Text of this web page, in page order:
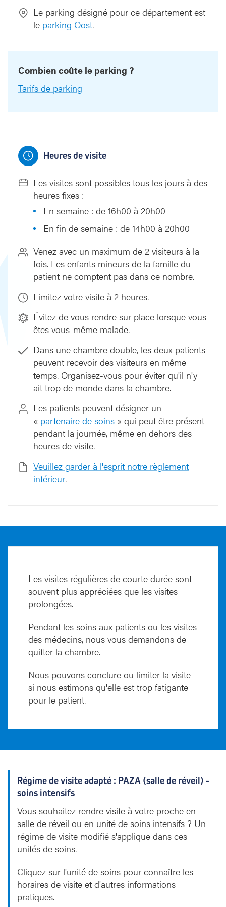
Le parking désigné pour ce département est
le parking Oost.
Combien coûte le parking ?
Tarifs de parking
Heures de visite
Les visites sont possibles tous les jours à des
heures fixes :
En semaine : de 16h00 à 20h00
En fin de semaine : de 14h00 à 20h00
Venez avec un maximum de 2 visiteurs à la
fois. Les enfants mineurs de la famille du
patient ne comptent pas dans ce nombre.
Limitez votre visite à 2 heures.
Évitez de vous rendre sur place lorsque vous
êtes vous-même malade.
Dans une chambre double, les deux patients
peuvent recevoir des visiteurs en même
temps. Organisez-vous pour éviter qu'il n'y
ait trop de monde dans la chambre.
Les patients peuvent désigner un
« partenaire de soins » qui peut être présent
pendant la journée, même en dehors des
heures de visite.
Veuillez garder à l'esprit notre règlement
intérieur.
Les visites régulières de courte durée sont
souvent plus appréciées que les visites
prolongées.
Pendant les soins aux patients ou les visites
des médecins, nous vous demandons de
quitter la chambre.
Nous pouvons conclure ou limiter la visite
si nous estimons qu'elle est trop fatigante
pour le patient.
Régime de visite adapté : PAZA (salle de réveil) -
soins intensifs
Vous souhaitez rendre visite à votre proche en
salle de réveil ou en unité de soins intensifs ? Un
régime de visite modifié s'applique dans ces
unités de soins.
Cliquez sur l'unité de soins pour connaître les
horaires de visite et d'autres informations
pratiques.